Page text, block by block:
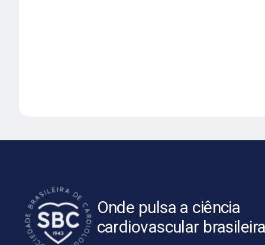
Onde pulsa a ciência
cardiovascular